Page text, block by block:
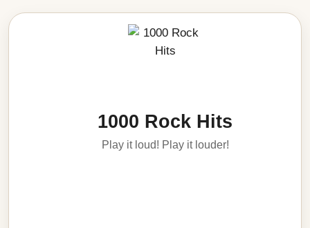
1000 Rock Hits
Play it loud! Play it louder!